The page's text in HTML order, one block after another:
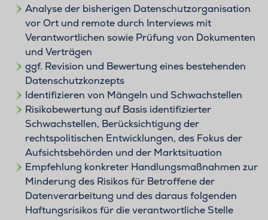
Analyse der bisherigen Datenschutzorganisation
vor Ort und remote durch Interviews mit
Verantwortlichen sowie Prüfung von Dokumenten
und Verträgen
ggf. Revision und Bewertung eines bestehenden
Datenschutzkonzepts
Identifizieren von Mängeln und Schwachstellen
Risikobewertung auf Basis identifizierter
Schwachstellen, Berücksichtigung der
rechtspolitischen Entwicklungen, des Fokus der
Aufsichtsbehörden und der Marktsituation
Empfehlung konkreter Handlungsmaßnahmen zur
Minderung des Risikos für Betroffene der
Datenverarbeitung und des daraus folgenden
Haftungsrisikos für die verantwortliche Stelle